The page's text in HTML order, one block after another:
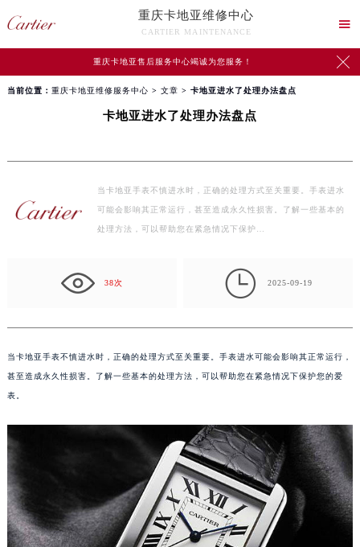
重庆卡地亚维修中心
CARTIER MAINTENANCE

重庆卡地亚售后服务中心竭诚为您服务！ 
当前位置： 重庆卡地亚维修服务中心 > 文章 > 卡地亚进水了处理办法盘点
卡地亚进水了处理办法盘点
当卡地亚手表不慎进水时，正确的处理方式至关重要。手表进水
可能会影响其正常运行，甚至造成永久性损害。了解一些基本的
处理方法，可以帮助您在紧急情况下保护…
38次  2025-09-19
当卡地亚手表不慎进水时，正确的处理方式至关重要。手表进水可能会影响其正常运行，
甚至造成永久性损害。了解一些基本的处理方法，可以帮助您在紧急情况下保护您的爱
表。